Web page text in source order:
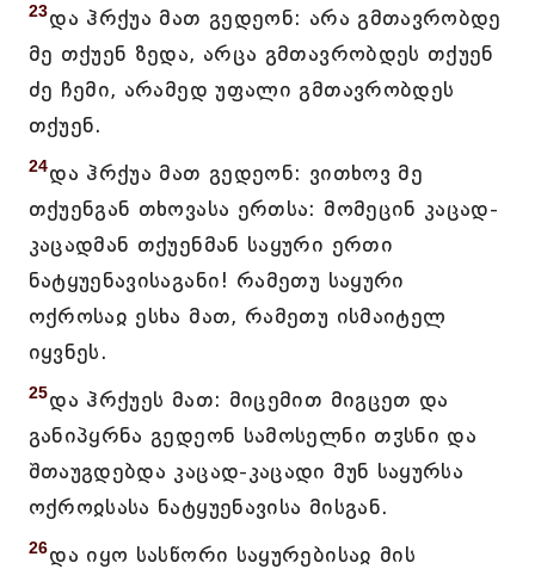
23და ჰრქუა მათ გედეონ: არა გმთავრობდე
მე თქუენ ზედა, არცა გმთავრობდეს თქუენ
ძე ჩემი, არამედ უფალი გმთავრობდეს
თქუენ.
24და ჰრქუა მათ გედეონ: ვითხოვ მე
თქუენგან თხოვასა ერთსა: მომეცინ კაცად-
კაცადმან თქუენმან საყური ერთი
ნატყუენავისაგანი! რამეთუ საყური
ოქროსაჲ ესხა მათ, რამეთუ ისმაიტელ
იყვნეს.
25და ჰრქუეს მათ: მიცემით მიგცეთ და
განიპყრნა გედეონ სამოსელნი თჳსნი და
შთაუგდებდა კაცად-კაცადი მუნ საყურსა
ოქროჲსასა ნატყუენავისა მისგან.
26და იყო სასწორი საყურებისაჲ მის